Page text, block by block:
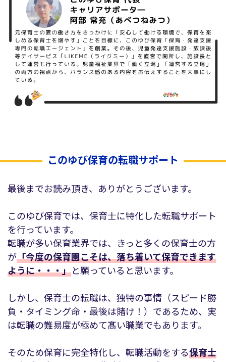
このゆび保育の転職サポート
最後までお読み頂き、ありがとうございます。
このゆび保育では、保育士に特化した転職サポート
を行っています。
転職が多い保育業界では、きっと多くの保育士の方
が「今度の保育園こそは、落ち着いて保育できます
ように・・・」と願っていると思います。
しかし、保育士の転職は、独特の事情（スピード勝
負・タイミング命・最後は賭け！）であるため、実
は転職の難易度が極めて髙い職業でもあります。
そのため保育に完全特化し、転職活動をする保育士